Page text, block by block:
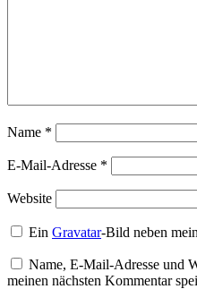
Name *
E-Mail-Adresse *
Website
EinGravatar-Bild neben
Name, E-Mail-Adresse und
meinen nächsten Kommentar